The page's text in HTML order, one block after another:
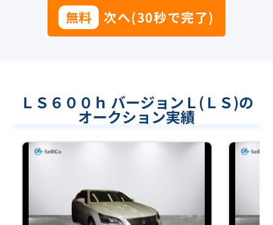
無料 次へ(30秒で完了)
ＬＳ６００ｈ バージョンＬ(ＬＳ)の
オークション実績